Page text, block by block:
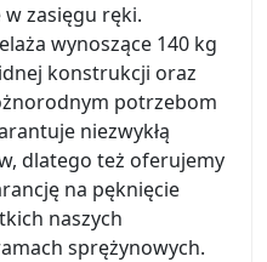
w zasięgu ręki.
wynoszące 140 kg
konstrukcji oraz
potrzebom
niezwykłą
dlatego też oferujemy
na pęknięcie
naszych
sprężynowych.